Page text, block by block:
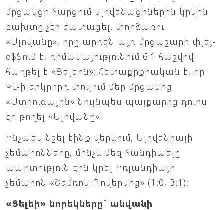
մրցակցի հարցում սլովենացիներին կրկին
բախտը չէր ժպտացել. փորձառու
«Սլովանը», որը արդեն այդ մրցաշարի փլեյ-
օֆֆում է, դիմակայությունում 6։1 հաշվով
հաղթել է «Ցելեին»։ Հետաքրքրական է, որ
ԿԼ-ի երկրորդ փուլում մեր մրցակից
«Ստրուգային» նույնպես պայքարից դուրս
էր թողել «Սլովանը»:
Ինչպես նշել էինք վերևում, Սլովենիայի
չեմպիոնները, մինչև մեզ հանդիպելը
պարտություն էին կրել Իռլանդիայի
չեմպիոն «Շեմռոկ Ռովերսից» (1:0, 3:1):
«Ցելեի» նորեկները` անվանի